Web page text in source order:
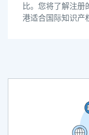
比。您将了解注册
港适合国际知识产